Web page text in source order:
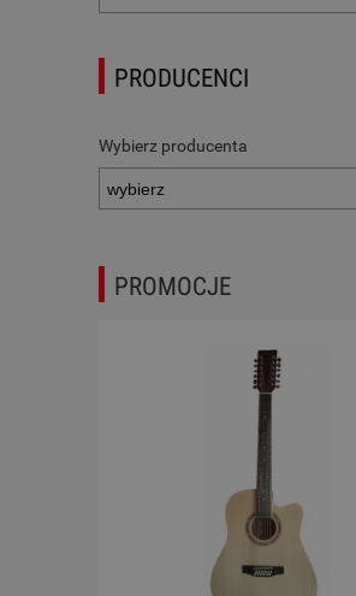
PRODUCENCI
Wybierz producenta
PROMOCJE